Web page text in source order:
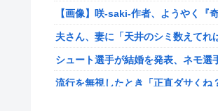
【画像】咲-saki-作者、ようやく『
夫さん、妻に「天井のシミ数えて
シュート選手が結婚を発表、ネモ選
流行を無視したとき「正直ダサくね